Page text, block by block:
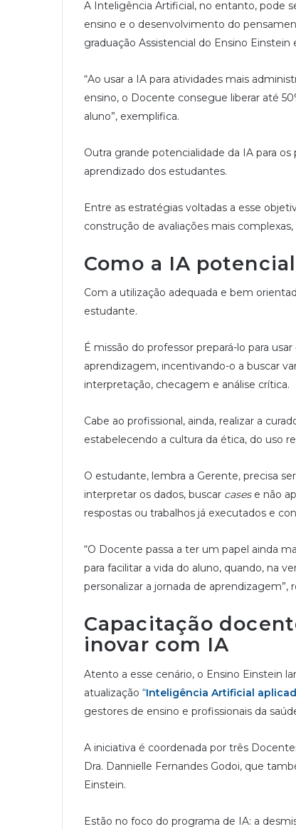
A Inteligência Artificial, no entanto, pode
ensino e o desenvolvimento do
graduação Assistencial do Ensino Einstein
“Ao usar a IA para atividades mais
ensino, o Docente consegue liberar até
aluno”, exemplifica.
Outra grande potencialidade da IA para
aprendizado dos estudantes.
Entre as estratégias voltadas a esse
construção de avaliações mais
Como a IA
Com a utilização adequada e bem
estudante.
É missão do professor prepará-lo para
aprendizagem, incentivando-o a buscar
interpretação, checagem e análise crítica.
Cabe ao profissional, ainda, realizar a
estabelecendo a cultura da ética, do uso
O estudante, lembra a Gerente, precisa
interpretar os dados, buscar casese não
respostas ou trabalhos já executados e
“O Docente passa a ter um papel ainda
para facilitar a vida do aluno, quando, na
personalizar a jornada de aprendizagem”,
Capacitação
inovar com IA
Atento a esse cenário, o Ensino Einstein
atualização “Inteligência Artificial
gestores de ensino e profissionais da
A iniciativa é coordenada por três
Dra. Dannielle Fernandes Godoi, que
Einstein.
Estão no foco do programa de IA: a